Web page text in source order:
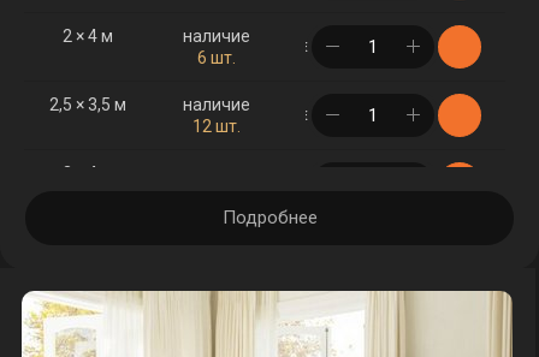
2 × 4 м
наличие
6 шт.
в корзине
2,5 × 3,5 м
наличие
12 шт.
в корзине
3 × 4 м
Подробнее